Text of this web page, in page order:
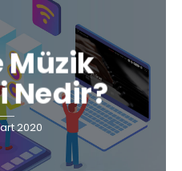
Müzik
Nedir?
2020